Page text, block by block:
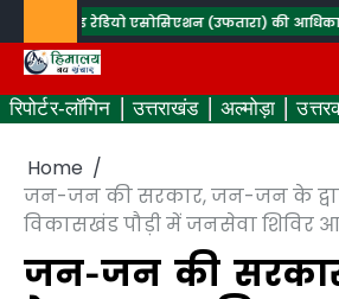
to
content
रेडियो एसोसिएशन (उफतारा) की आधिकारिक
रिपोर्टर-लॉगिन उत्तराखंड अल्मोड़ा
Home
जन-जन की सरकार, जन-जन के
विकासखंड पौड़ी में जनसेवा शिविर
जन-जन की